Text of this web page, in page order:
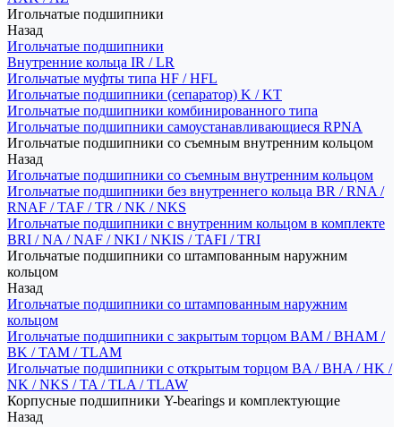
Игольчатые подшипники
Назад
Игольчатые подшипники
Внутренние кольца IR / LR
Игольчатые муфты типа HF / HFL
Игольчатые подшипники (сепаратор) K / KT
Игольчатые подшипники комбинированного типа
Игольчатые подшипники самоустанавливающиеся RPNA
Игольчатые подшипники со съемным внутренним кольцом
Назад
Игольчатые подшипники со съемным внутренним кольцом
Игольчатые подшипники без внутреннего кольца BR / RNA /
RNAF / TAF / TR / NK / NKS
Игольчатые подшипники с внутренним кольцом в комплекте
BRI / NA / NAF / NKI / NKIS / TAFI / TRI
Игольчатые подшипники со штампованным наружним
кольцом
Назад
Игольчатые подшипники со штампованным наружним
кольцом
Игольчатые подшипники с закрытым торцом BAM / BHAM /
BK / TAM / TLAM
Игольчатые подшипники с открытым торцом BA / BHA / HK /
NK / NKS / TA / TLA / TLAW
Корпусные подшипники Y-bearings и комплектующие
Назад